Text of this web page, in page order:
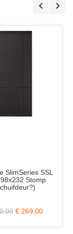
Afgelakt
SlimSeries SSL
Stomp
€ 269,00